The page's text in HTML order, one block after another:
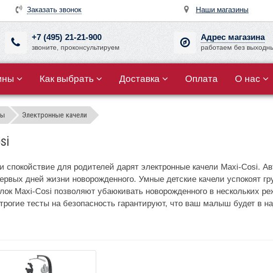
Заказать звонок Наши магазины
+7 (495) 21-21-900
звоните, проконсультируем
Адрес магазина
работаем без
Как выбрать Доставка Оплата О нас
Электронные качели
для родителей дарят электронные качели Maxi-Cosi.
дней жизни новорожденного. Умные детские качели успокоят
Maxi-Cosi позволяют убаюкивать новорожденного в нескольких
тесты на безопасность гарантируют, что ваш малыш будет в